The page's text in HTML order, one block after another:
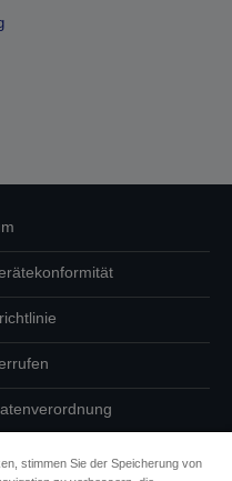
stimmen Sie der Speicherung von